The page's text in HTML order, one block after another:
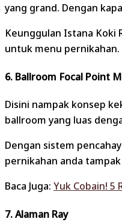
yang grand. Dengan
Keunggulan Istana Koki
untuk menu pernikahan.
6. Ballroom Focal Point
Disini nampak konsep
ballroom yang luas
Dengan sistem
pernikahan anda
Baca Juga: Yuk Cobain! 5
7. Alaman Ray